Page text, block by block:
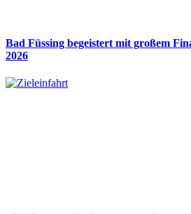
Bad Füssing begeistert mit großem
2026